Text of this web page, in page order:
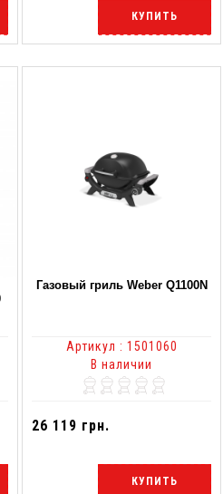
КУПИТЬ
Газовый гриль Weber Q1100N
Артикул : 1501060
В наличии
26 119 грн.
КУПИТЬ